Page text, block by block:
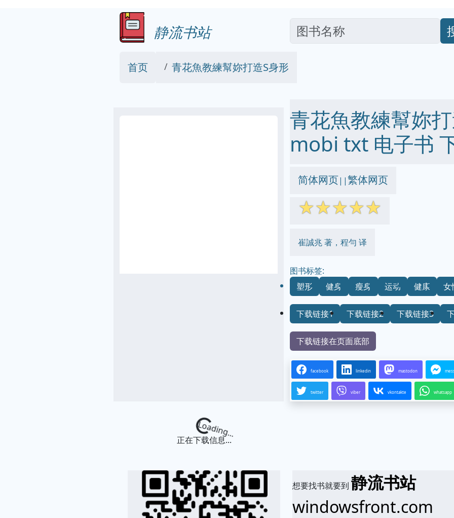
静流书站
首页 青花魚教練幫妳打造S身形
青花魚教練幫妳
mobi txt 电子书
简体网页||繁体网页
☆☆☆☆☆
崔誠兆 著，程勻 译
图书标签:
塑形
健身 瘦身 运动 健康 女
下载链接1 下载链接2 下载链接3
下载链接在页面底部
facebook linkedin mastodon
twitter viber vkontakte whatsapp
Loading...
正在下载信息...
想要找书就要到静流书站
windowsfront.com